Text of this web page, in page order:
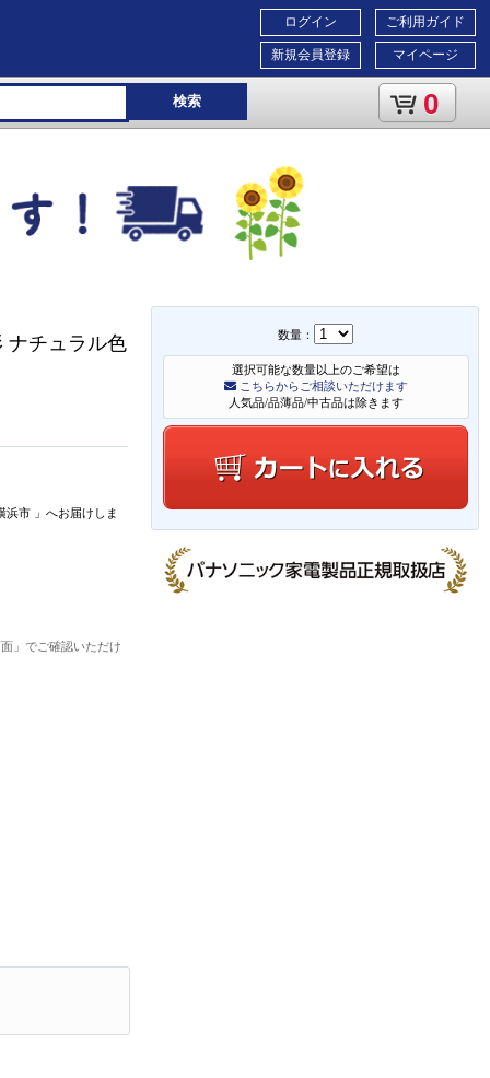
ご利用ガイド
マイページ
ログイン
新規会員登録
検索 0
数量：
選択可能な数量以上のご希望は
こちらからご相談いただけます
人気品/品薄品/中古品は除きます
ナチュラル色
浜市 」 へお届けしま
」でご確認いただけ